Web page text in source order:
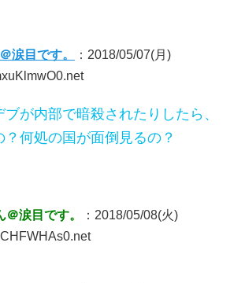
涙目です。
：2018/05/07(月)
が内部で暗殺されたりしたら、
何処の国が面倒見るの？
涙目です。
：2018/05/08(火)